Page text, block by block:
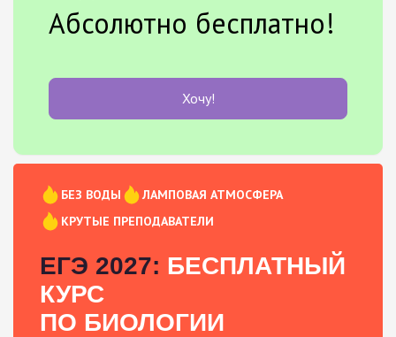
Абсолютно бесплатно!
Хочу!
БЕЗ ВОДЫ
ЛАМПОВАЯ АТМОСФЕРА
КРУТЫЕ ПРЕПОДАВАТЕЛИ
ЕГЭ 2027: БЕСПЛАТНЫЙ
КУРС
ПО БИОЛОГИИ